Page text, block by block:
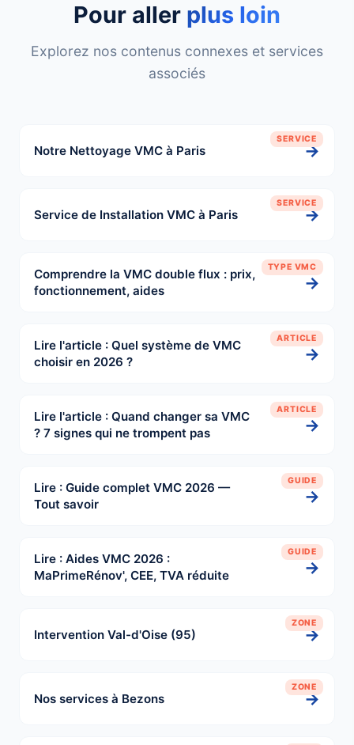
Pour aller plus loin
Explorez nos contenus connexes et services
associés
SERVICE
Notre Nettoyage VMC à Paris →
SERVICE
Service de Installation VMC à Paris →
TYPE VMC
Comprendre la VMC double flux : prix,
fonctionnement, aides
→
ARTICLE
Lire l'article : Quel système de VMC
choisir en 2026 ?
→
ARTICLE
Lire l'article : Quand changer sa VMC
? 7 signes qui ne trompent pas
→
GUIDE
Lire : Guide complet VMC 2026 —
Tout savoir
→
GUIDE
Lire : Aides VMC 2026 :
MaPrimeRénov', CEE, TVA réduite
→
ZONE
Intervention Val-d'Oise (95) →
ZONE
Nos services à Bezons →